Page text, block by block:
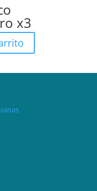
x3